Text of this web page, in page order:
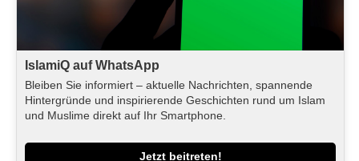
IslamiQ auf WhatsApp
Bleiben Sie informiert – aktuelle Nachrichten, spannende
Hintergründe und inspirierende Geschichten rund um Islam
und Muslime direkt auf Ihr Smartphone.
Jetzt beitreten!